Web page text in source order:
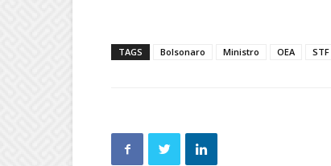
TAGS Bolsonaro Ministro OEA STF